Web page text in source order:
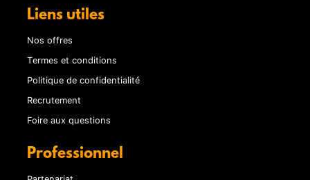
Liens utiles
Nos offres
Termes et conditions
Politique de confidentialité
Recrutement
Foire aux questions
Professionnel